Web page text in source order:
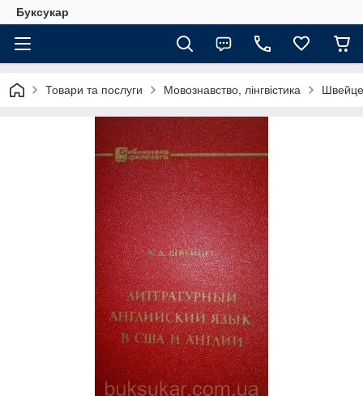
Буксукар
Товари та послуги Мовознавство, лінгвістика